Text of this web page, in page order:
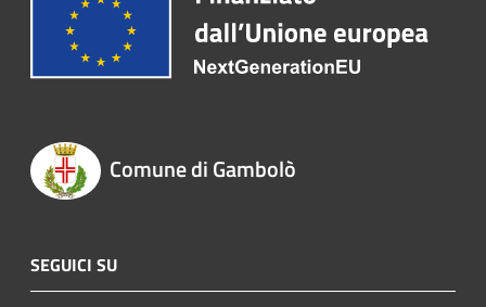
Comune di Gambolò
SEGUICI SU